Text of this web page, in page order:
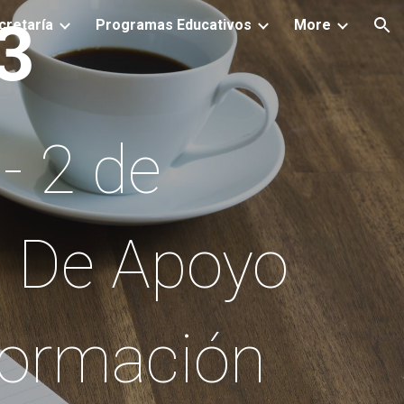
Programas Educativos More
2 de
Apoyo